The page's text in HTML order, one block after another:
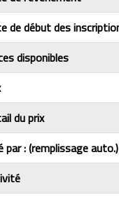
de début des
disponibles
du prix
par : (remplissage auto.)